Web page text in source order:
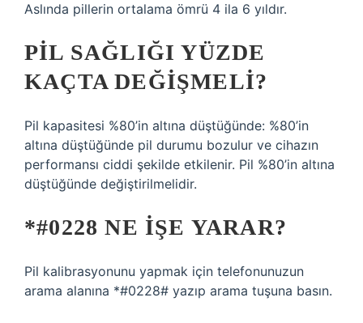
Aslında pillerin ortalama ömrü 4 ila 6 yıldır.
PIL SAĞLIĞI YÜZDE
KAÇTA DEĞIŞMELI?
Pil kapasitesi %80’in altına düştüğünde: %80’in
altına düştüğünde pil durumu bozulur ve cihazın
performansı ciddi şekilde etkilenir. Pil %80’in altına
düştüğünde değiştirilmelidir.
*#0228 NE IŞE YARAR?
Pil kalibrasyonunu yapmak için telefonunuzun
arama alanına *#0228# yazıp arama tuşuna basın.